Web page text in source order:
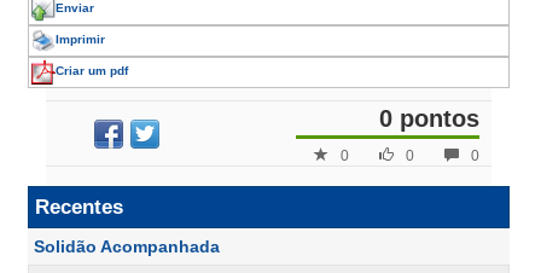
Enviar
Imprimir
Criar um pdf
0 pontos
0
0
0
Recentes
Solidão Acompanhada